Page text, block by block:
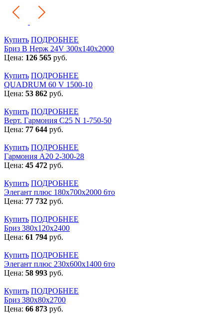
Купить ПОДРОБНЕЕ
Бриз В Нерж 24V 300x140x2000
Цена: 126 565 руб.
Купить ПОДРОБНЕЕ
QUADRUM 60 V 1500-10
Цена: 53 862 руб.
Купить ПОДРОБНЕЕ
Верт. Гармония С25 N 1-750-50
Цена: 77 644 руб.
Купить ПОДРОБНЕЕ
Гармония А20 2-300-28
Цена: 45 472 руб.
Купить ПОДРОБНЕЕ
Элегант плюс 180x700x2000 6то
Цена: 77 732 руб.
Купить ПОДРОБНЕЕ
Бриз 380х120х2400
Цена: 61 794 руб.
Купить ПОДРОБНЕЕ
Элегант плюс 230x600x1400 6то
Цена: 58 993 руб.
Купить ПОДРОБНЕЕ
Бриз 380х80х2700
Цена: 66 873 руб.